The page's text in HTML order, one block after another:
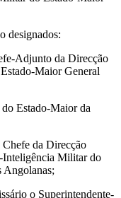
designados:
Adjunto da Direcção
Maior General
Estado-Maior da
da Direcção
Inteligência Militar do
Angolanas;
o Superintendente-